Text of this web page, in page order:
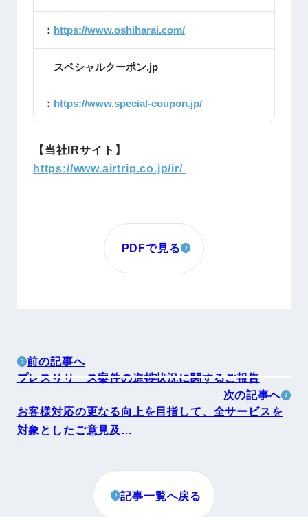
： https://www.oshiharai.com/
スペシャルクーポン.jp
： https://www.special-coupon.jp/
【当社IRサイト】
https://www.airtrip.co.jp/ir/
PDFで見る
前の記事へ
プレスリリース案件の進捗状況に関するご報告
次の記事へ
お客様対応の更なる向上を目指して、全サービスを
対象としたご意見及…
記事一覧へ戻る